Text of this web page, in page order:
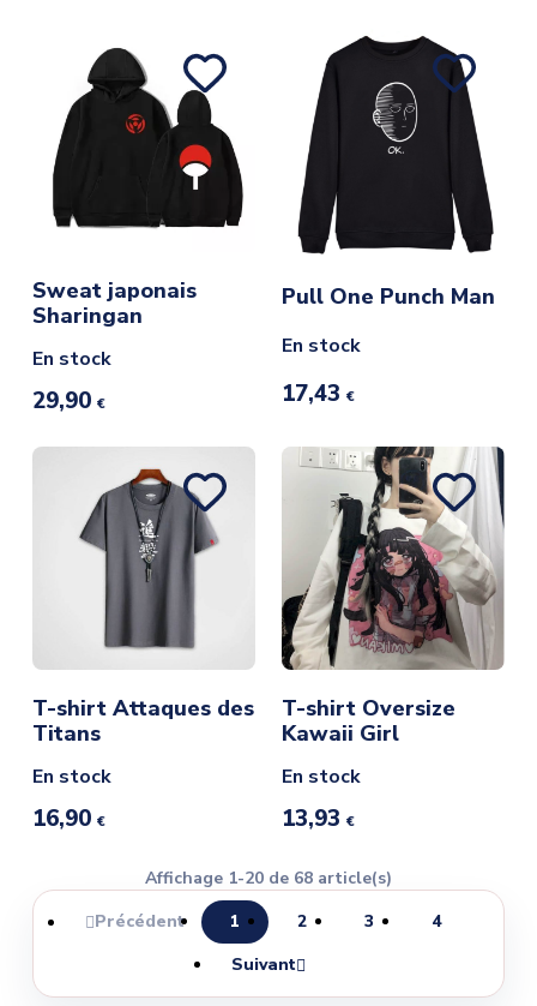
Sweat japonais
Sharingan
En stock
29,90 €
Pull One Punch Man
En stock
17,43 €
T-shirt Attaques des
Titans
En stock
16,90 €
T-shirt Oversize
Kawaii Girl
En stock
13,93 €
Affichage 1-20 de 68 article(s)
Précédent 1 2 3
4
Suivant